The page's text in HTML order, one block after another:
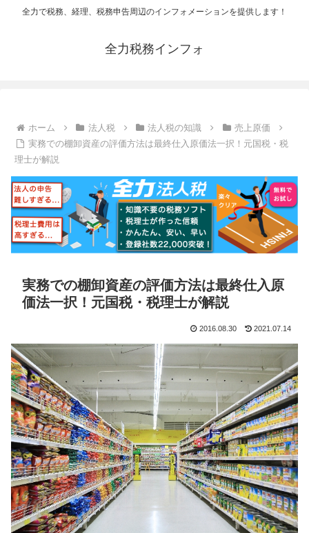
全力で税務、経理、税務申告周辺のインフォメーションを提供します！
全力税務インフォ
ホーム 法人税 法人税の知識
売上原価
実務での棚卸資産の評価方法は最終仕入原価法一択！元国税・税
理士が解説
実務での棚卸資産の評価方法は最終仕入原
価法一択！元国税・税理士が解説
2016.08.30 2021.07.14